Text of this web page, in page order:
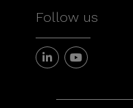
Follow us